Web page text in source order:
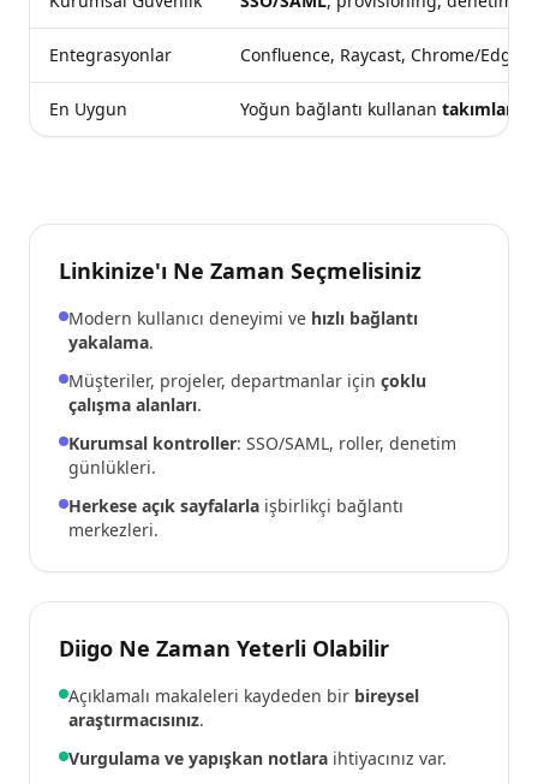
Entegrasyonlar Confluence, Raycast, Chrome/Edge;
En Uygun Yoğun bağlantı kullanan takımlar
Linkinize'ı Ne Zaman Seçmelisiniz
Modern kullanıcı deneyimi ve hızlı bağlantı
yakalama.
Müşteriler, projeler, departmanlar için çoklu
çalışma alanları.
Kurumsal kontroller: SSO/SAML, roller, denetim
günlükleri.
Herkese açık sayfalarla işbirlikçi bağlantı
merkezleri.
Diigo Ne Zaman Yeterli Olabilir
Açıklamalı makaleleri kaydeden bir bireysel
araştırmacısınız.
Vurgulama ve yapışkan notlara ihtiyacınız var.